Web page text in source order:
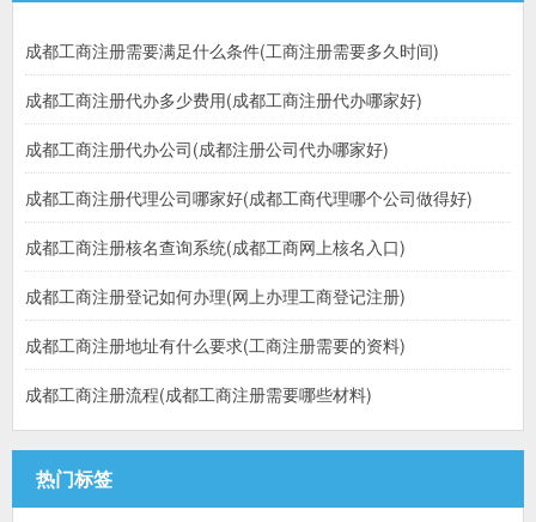
成都工商注册需要满足什么条件(工商注册需要多久时间)
成都工商注册代办多少费用(成都工商注册代办哪家好)
成都工商注册代办公司(成都注册公司代办哪家好)
成都工商注册代理公司哪家好(成都工商代理哪个公司做得好)
成都工商注册核名查询系统(成都工商网上核名入口)
成都工商注册登记如何办理(网上办理工商登记注册)
成都工商注册地址有什么要求(工商注册需要的资料)
成都工商注册流程(成都工商注册需要哪些材料)
热门标签